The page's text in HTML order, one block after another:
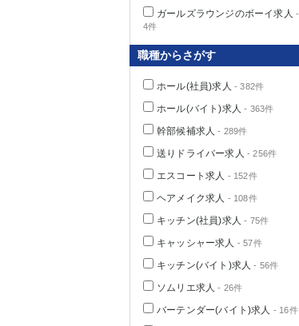
ガールズラウンジのボーイ求人 -
4件
職種からさがす
ホール(社員)求人 - 382件
ホール(バイト)求人 - 363件
幹部候補求人 - 289件
送りドライバー求人 - 256件
エスコート求人 - 152件
ヘアメイク求人 - 108件
キッチン(社員)求人 - 75件
キャッシャー求人 - 57件
キッチン(バイト)求人 - 56件
ソムリエ求人 - 26件
バーテンダー(バイト)求人 - 16件